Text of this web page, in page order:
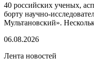
40 российских ученых,
борту научно-
Мультановский».
06.08.2026
Лента новостей